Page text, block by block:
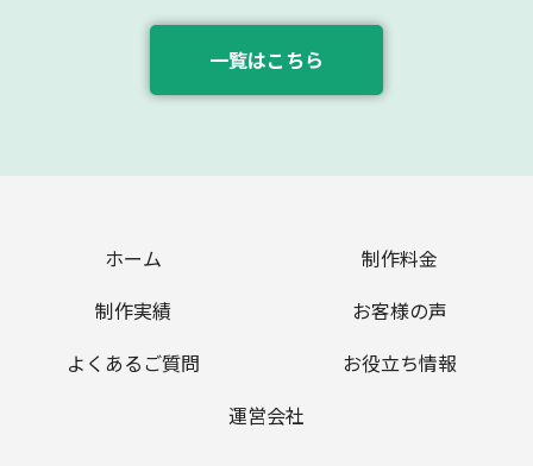
一覧はこちら
ホーム
制作料金
制作実績
お客様の声
よくあるご質問
お役立ち情報
運営会社